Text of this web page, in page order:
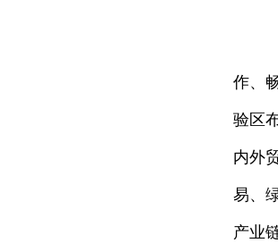
作、
验区
内外
易、
产业